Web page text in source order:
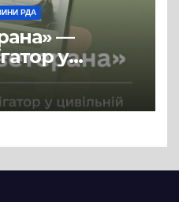
РДА
—
у